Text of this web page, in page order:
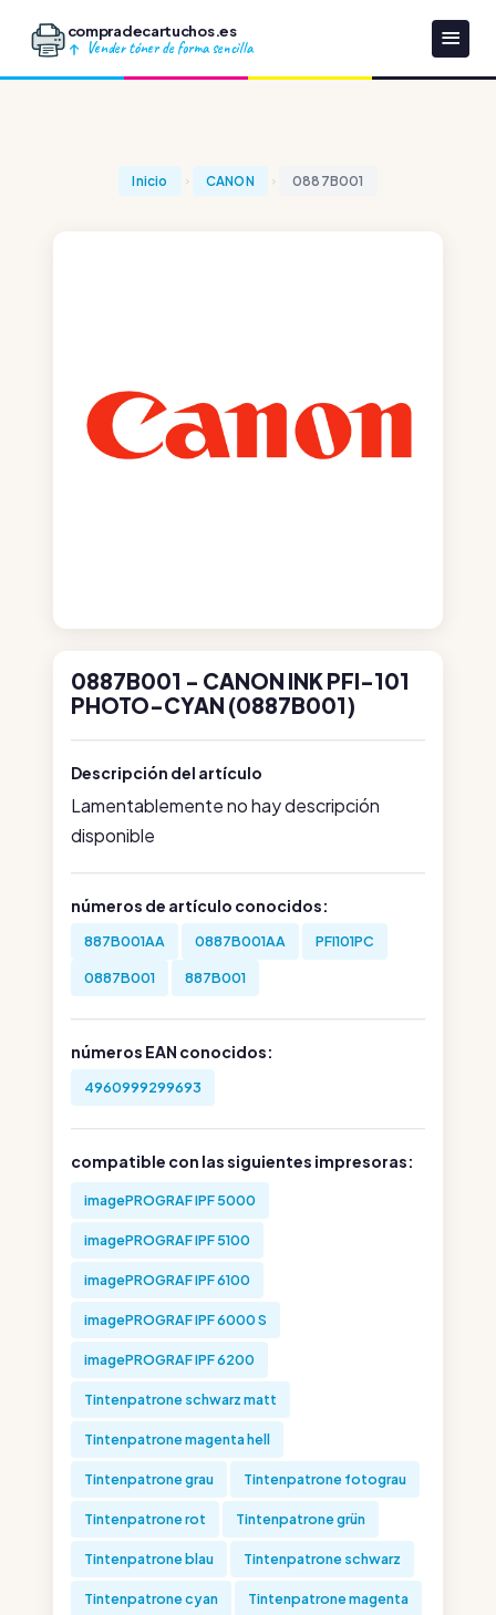
compradecartuchos.es
Vender tóner de forma sencilla
Inicio CANON 0887B001
0887B001 - CANON INK PFI-101
PHOTO-CYAN (0887B001)
Descripción del artículo
Lamentablemente no hay descripción
disponible
números de artículo conocidos:
887B001AA 0887B001AA PFI101PC
0887B001 887B001
números EAN conocidos:
4960999299693
compatible con las siguientes impresoras:
imagePROGRAF IPF 5000
imagePROGRAF IPF 5100
imagePROGRAF IPF 6100
imagePROGRAF IPF 6000 S
imagePROGRAF IPF 6200
Tintenpatrone schwarz matt
Tintenpatrone magenta hell
Tintenpatrone grau Tintenpatrone fotograu
Tintenpatrone rot Tintenpatrone grün
Tintenpatrone blau Tintenpatrone schwarz
Tintenpatrone cyan Tintenpatrone magenta